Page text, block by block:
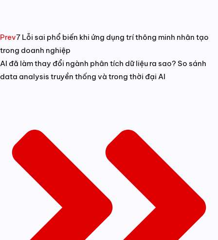
Prev7 Lỗi sai phổ biến khi ứng dụng trí thông minh nhân tạo
trong doanh nghiệp
AI đã làm thay đổi ngành phân tích dữ liệu ra sao? So sánh
data analysis truyền thống và trong thời đại AI